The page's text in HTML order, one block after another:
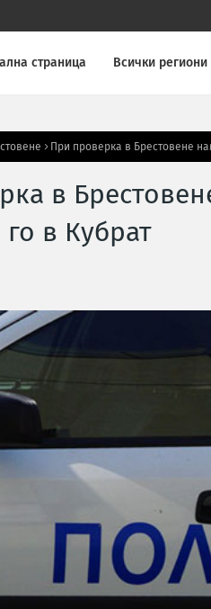
страница Всички региони
При проверка в Брестовене
в
в Кубрат